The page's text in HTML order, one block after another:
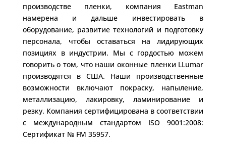
производстве пленки, компания Eastman
намерена и дальше инвестировать в
оборудование, развитие технологий и подготовку
персонала, чтобы оставаться на лидирующих
позициях в индустрии. Мы с гордостью можем
говорить о том, что наши оконные пленки LLumar
производятся в США. Наши производственные
возможности включают покраску, напыление,
металлизацию, лакировку, ламинирование и
резку. Компания сертифицирована в соответствии
с международным стандартом ISO 9001:2008:
Сертификат № FM 35957.